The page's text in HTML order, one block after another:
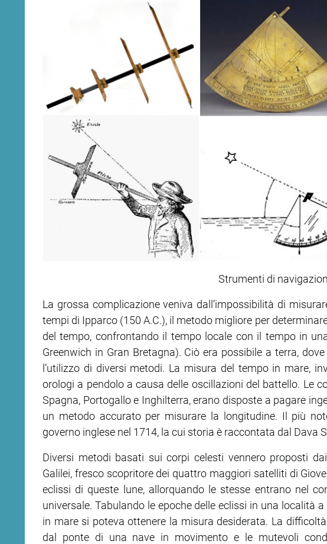
Strumenti di
La grossa complicazione veniva dall’impossibilità di
tempi di Ipparco (150 A.C.), il metodo migliore per
del tempo, confrontando il tempo locale con il tempo in
Greenwich in Gran Bretagna). Ciò era possibile a terra,
l’utilizzo di diversi metodi. La misura del tempo in mare,
orologi a pendolo a causa delle oscillazioni del battello. Le
Spagna, Portogallo e Inghilterra, erano disposte a pagare
un metodo accurato per misurare la longitudine. Il più
governo inglese nel 1714, la cui storia è raccontata dal Dava
Diversi metodi basati sui corpi celesti vennero proposti
Galilei, fresco scopritore dei quattro maggiori satelliti di
eclissi di queste lune, allorquando le stesse entrano nel
universale. Tabulando le epoche delle eclissi in una località
in mare si poteva ottenere la misura desiderata. La
dal ponte di una nave in movimento e le mutevoli